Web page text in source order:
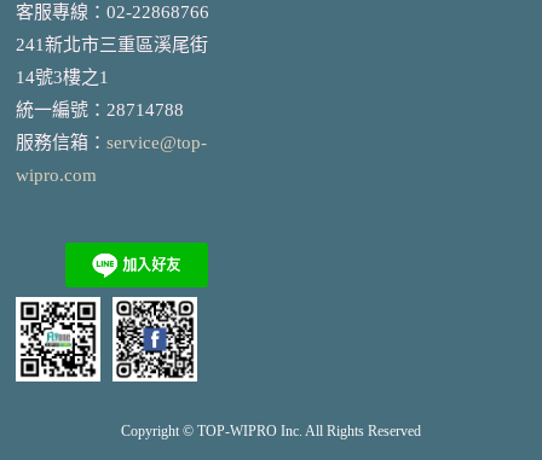
客服專線：02-22868766
241新北市三重區溪尾街
14號3樓之1
統一編號 ： 28714788
服務信箱： service@top-
wipro.com
Copyright © TOP-WIPRO Inc. All Rights Reserved